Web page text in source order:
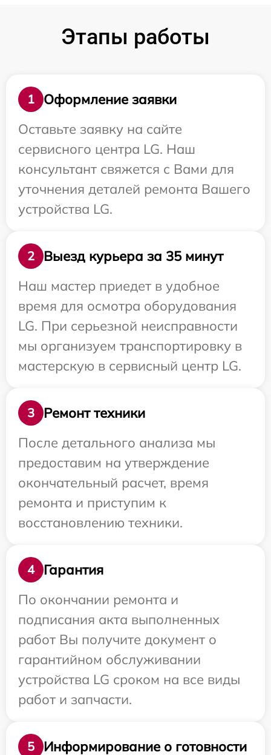
Этапы работы
1
Оформление заявки
Оставьте заявку на сайте
сервисного центра LG. Наш
консультант свяжется с Вами для
уточнения деталей ремонта Вашего
устройства LG.
2
Выезд курьера за 35 минут
Наш мастер приедет в удобное
время для осмотра оборудования
LG. При серьезной неисправности
мы организуем транспортировку в
мастерскую в сервисный центр LG.
3
Ремонт техники
После детального анализа мы
предоставим на утверждение
окончательный расчет, время
ремонта и приступим к
восстановлению техники.
4
Гарантия
По окончании ремонта и
подписания акта выполненных
работ Вы получите документ о
гарантийном обслуживании
устройства LG сроком на все виды
работ и запчасти.
5 Информирование о готовности